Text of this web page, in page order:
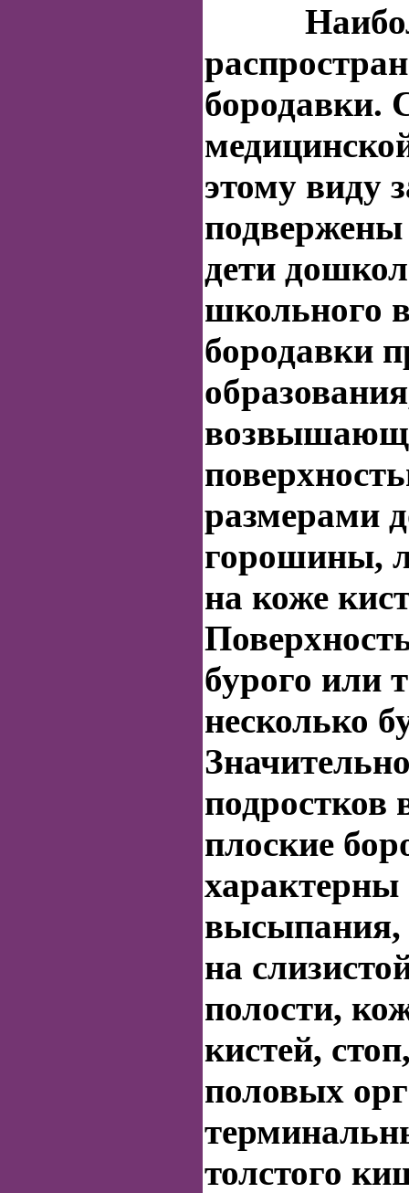
бородавки.
этому виду
дети
школьного
бородавки
размерами
горошины,
на коже
бурого или
несколько
подростков
плоские
высыпания,
на
полости,
кистей,
половых
толстого